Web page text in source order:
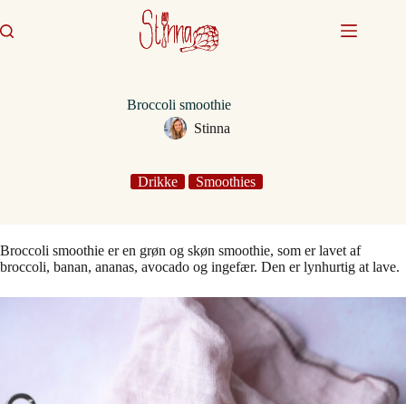
til
indhold
Broccoli smoothie
Stinna
Drikke Smoothies
Broccoli smoothie er en grøn og skøn smoothie, som er lavet af
broccoli, banan, ananas, avocado og ingefær. Den er lynhurtig at lave.